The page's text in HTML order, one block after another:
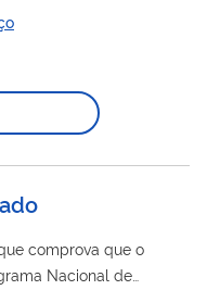
Social dos
Próprio de
ela é emitida
de Gestão de
averbação do tempo de
de...
comprova que o
Nacional de